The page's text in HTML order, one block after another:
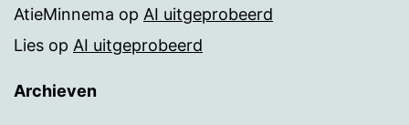
AtieMinnema op AI uitgeprobeerd
Lies op AI uitgeprobeerd
Archieven